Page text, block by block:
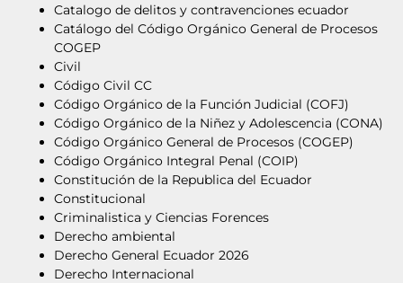
Catalogo de delitos y contravenciones ecuador
Catálogo del Código Orgánico General de Procesos
COGEP
Civil
Código Civil CC
Código Orgánico de la Función Judicial (COFJ)
Código Orgánico de la Niñez y Adolescencia (CONA)
Código Orgánico General de Procesos (COGEP)
Código Orgánico Integral Penal (COIP)
Constitución de la Republica del Ecuador
Constitucional
Criminalistica y Ciencias Forences
Derecho ambiental
Derecho General Ecuador 2026
Derecho Internacional